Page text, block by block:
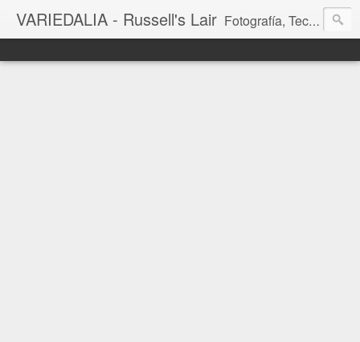
VARIEDALIA - Russell's Lair Fotografía, Tecnología, Cine y Videojuegos en un Blog Multitemática. El rinconcito del creador de FotoMuseo 3D y Left 4 SGC.